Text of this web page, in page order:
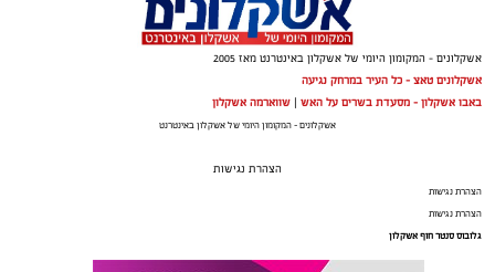
אשקלונים - המקומון היומי של אשקלון באינטרנט מאז 2005
אשקלונים טאצ - כל העיר במרחק נגיעה
באבו אשקלון - מסעדת בשרים על האש | שווארמה אשקלון
אשקלונים - המקומון היומי של אשקלון באינטרנט
הצהרת נגישות
הצהרת נגישות
הצהרת נגישות
גלובוס סנטר חוף אשקלון